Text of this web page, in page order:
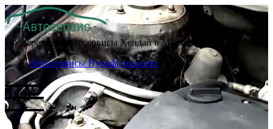
Проверенные автосервисы Хендай в Москве
Автосервисы Hyundai на карте